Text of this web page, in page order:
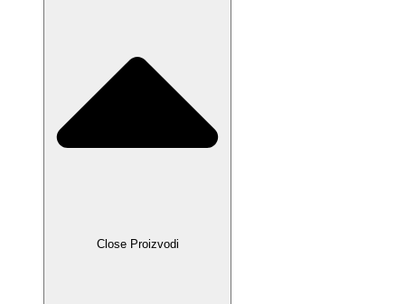
Close Proizvodi